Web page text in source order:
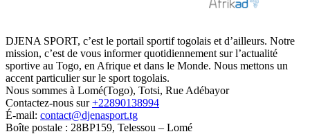
DJENA SPORT, c’est le portail sportif togolais et d’ailleurs. Notre
mission, c’est de vous informer quotidiennement sur l’actualité
sportive au Togo, en Afrique et dans le Monde. Nous mettons un
accent particulier sur le sport togolais.
Nous sommes à Lomé(Togo), Totsi, Rue Adébayor
Contactez-nous sur+22890138994
É-mail: contact@djenasport.tg
Boîte postale : 28BP159, Telessou – Lomé